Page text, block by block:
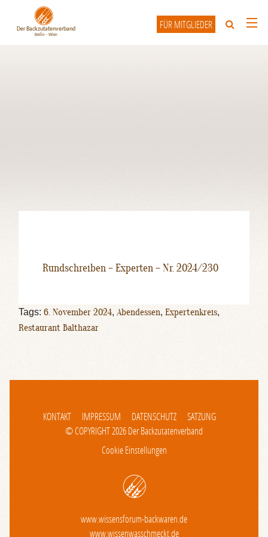
FÜR MITGLIEDER
Rundschreiben – Experten – Nr. 2024/230
Tags: 6. November 2024, Abendessen, Expertenkreis,
Restaurant Balthazar
KONTAKT IMPRESSUM DATENSCHUTZ
SATZUNG
© COPYRIGHT 2026 Der Backzutatenverband
Cookie Einstellungen
www.wissensforum-backwaren.de
www.wissenwasschmeckt.de